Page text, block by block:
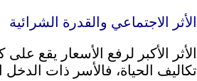
الأثر الاجتماعي والقدرة الشرائية
الأثر الأكبر لرفع الأسعار يقع
تكاليف الحياة، فالأسر ذات